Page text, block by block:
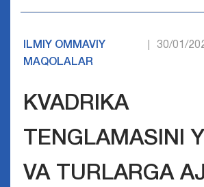
ILMIY OMMAVIY
MAQOLALAR
30/01/
KVADRIKA
TENGLAMASINI
VA TURLARGA